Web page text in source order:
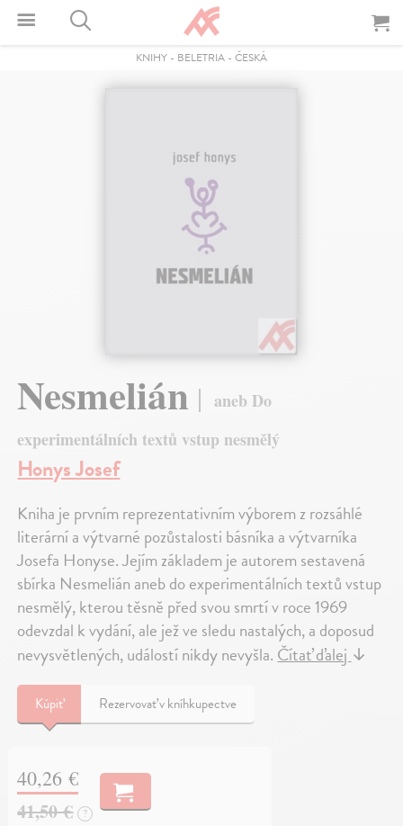
KNIHY - BELETRIA - ČESKÁ
Nesmelián
aneb Do
experimentálních textů vstup nesmělý
Honys Josef
Kniha je prvním reprezentativním výborem z rozsáhlé
literární a výtvarné pozůstalosti básníka a výtvarníka
Josefa Honyse. Jejím základem je autorem sestavená
sbírka Nesmelián aneb do experimentálních textů vstup
nesmělý, kterou těsně před svou smrtí v roce 1969
odevzdal k vydání, ale jež ve sledu nastalých, a doposud
nevysvětlených, událostí nikdy nevyšla.Čítať ďalej↓
Kúpiť Rezervovať v kníhkupectve
40,26 €
41,50 € ?